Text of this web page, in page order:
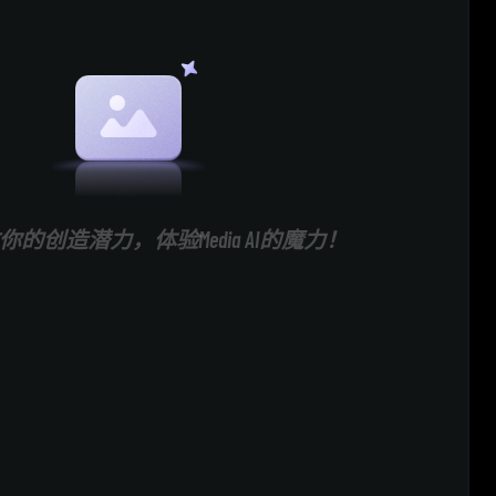
的创造潜力，体验Media AI的魔力！